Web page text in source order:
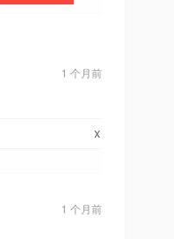
1 个月前
x
1 个月前